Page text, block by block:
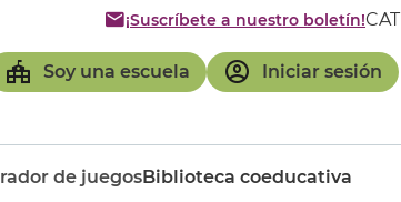
Soy una escuela Iniciar sesión
¡Suscríbete a nuestro boletín!CAT
de juegosBiblioteca coeducativa